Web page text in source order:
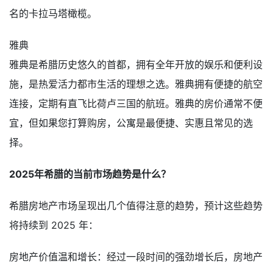
名的卡拉马塔橄榄。
雅典
雅典是希腊历史悠久的首都，拥有全年开放的娱乐和便利设
施，是热爱活力都市生活的理想之选。雅典拥有便捷的航空
连接，定期有直飞比荷卢三国的航班。雅典的房价通常不便
宜，但如果您打算购房，公寓是最便捷、实惠且常见的选
择。
2025年希腊的当前市场趋势是什么？
希腊房地产市场呈现出几个值得注意的趋势，预计这些趋势
将持续到 2025 年：
房地产价值温和增长：经过一段时间的强劲增长后，房地产